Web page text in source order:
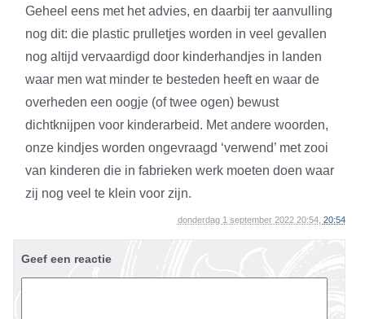
Geheel eens met het advies, en daarbij ter aanvulling
nog dit: die plastic prulletjes worden in veel gevallen
nog altijd vervaardigd door kinderhandjes in landen
waar men wat minder te besteden heeft en waar de
overheden een oogje (of twee ogen) bewust
dichtknijpen voor kinderarbeid. Met andere woorden,
onze kindjes worden ongevraagd ‘verwend’ met zooi
van kinderen die in fabrieken werk moeten doen waar
zij nog veel te klein voor zijn.
donderdag 1 september 2022 20:54, 20:54
Geef een reactie